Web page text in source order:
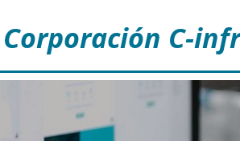
Corporación C-